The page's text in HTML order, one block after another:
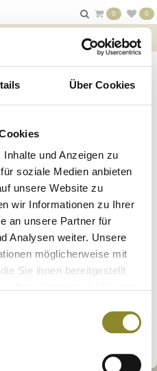
Über Cookies
und Anzeigen zu
soziale Medien anbieten
unsere Website zu
wir Informationen zu Ihrer
an unsere Partner für
Analysen weiter. Unsere
möglicherweise mit
Sie ihnen bereitgestellt
0 0
Widerruf